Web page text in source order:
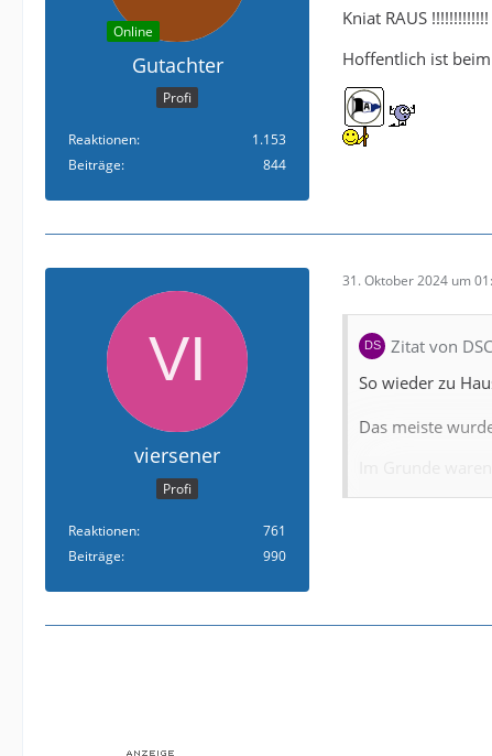
Online
Gutachter
Profi
Reaktionen
1.153
Beiträge
844
Kniat RAUS
Hoffentlich ist
viersener
Profi
Reaktionen
761
Beiträge
990
31. Oktober 2024 um
Zitat von
So wieder zu
Das meiste
Im Grunde
auch er hat
Mitch und